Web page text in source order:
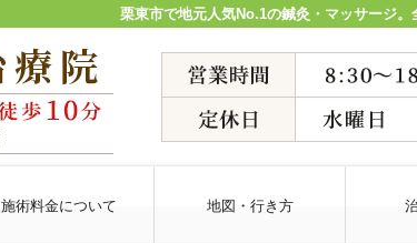
栗東市で地元人気No.1の鍼灸・マッサージ。
施術料金について 地図・行き方